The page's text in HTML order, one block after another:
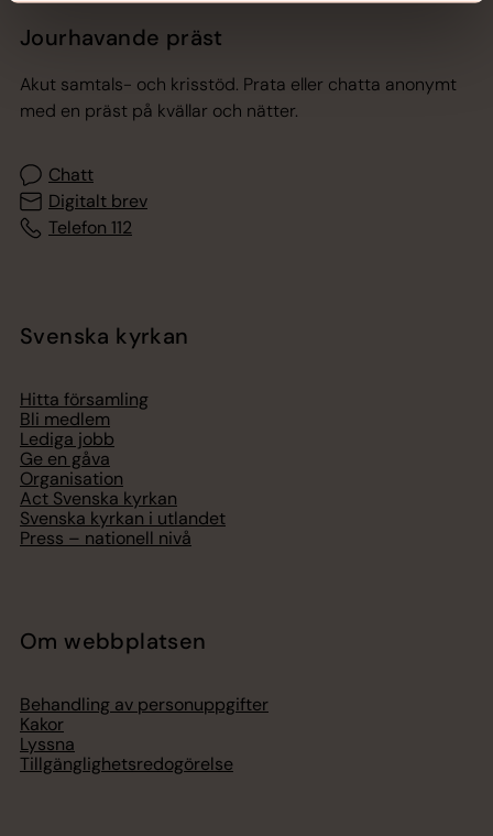
Jourhavande präst
Akut samtals- och krisstöd. Prata eller chatta anonymt
med en präst på kvällar och nätter.
Chatt
Digitalt brev
Telefon 112
Svenska kyrkan
Hitta församling
Bli medlem
Lediga jobb
Ge en gåva
Organisation
Act Svenska kyrkan
Svenska kyrkan i utlandet
Press – nationell nivå
Om webbplatsen
Behandling av personuppgifter
Kakor
Lyssna
Tillgänglighetsredogörelse